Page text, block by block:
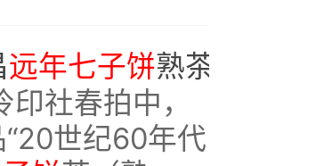
远年七子饼熟茶，药香显，体感强！藏家臻选，存量告急
社春拍中，
世纪60年代